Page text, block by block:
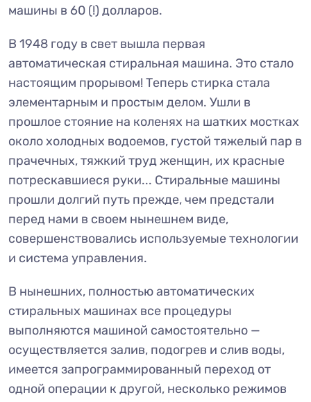
машины в 60 (!) долларов.
В 1948 году в свет вышла первая
автоматическая стиральная машина. Это стало
настоящим прорывом! Теперь стирка стала
элементарным и простым делом. Ушли в
прошлое стояние на коленях на шатких мостках
около холодных водоемов, густой тяжелый пар в
прачечных, тяжкий труд женщин, их красные
потрескавшиеся руки... Стиральные машины
прошли долгий путь прежде, чем предстали
перед нами в своем нынешнем виде,
совершенствовались используемые технологии
и система управления.
В нынешних, полностью автоматических
стиральных машинах все процедуры
выполняются машиной самостоятельно —
осуществляется залив, подогрев и слив воды,
имеется запрограммированный переход от
одной операции к другой, несколько режимов